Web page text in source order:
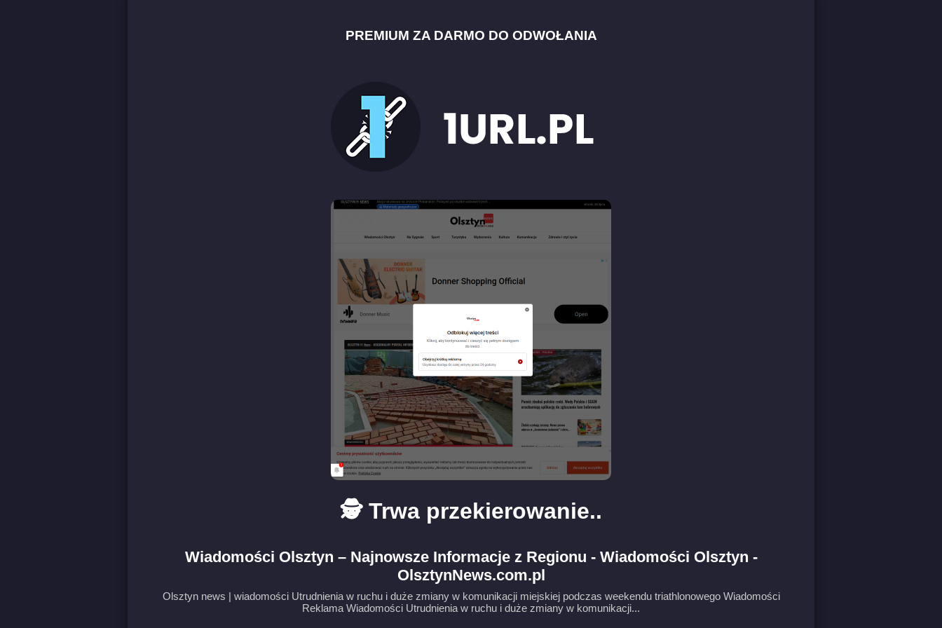
PREMIUM ZA DARMO DO ODWOŁANIA
🕵️ Trwa przekierowanie..
Wiadomości Olsztyn – Najnowsze Informacje z Regionu - Wiadomości Olsztyn -
OlsztynNews.com.pl
Olsztyn news | wiadomości Utrudnienia w ruchu i duże zmiany w komunikacji miejskiej podczas weekendu triathlonowego Wiadomości
Reklama Wiadomości Utrudnienia w ruchu i duże zmiany w komunikacji...